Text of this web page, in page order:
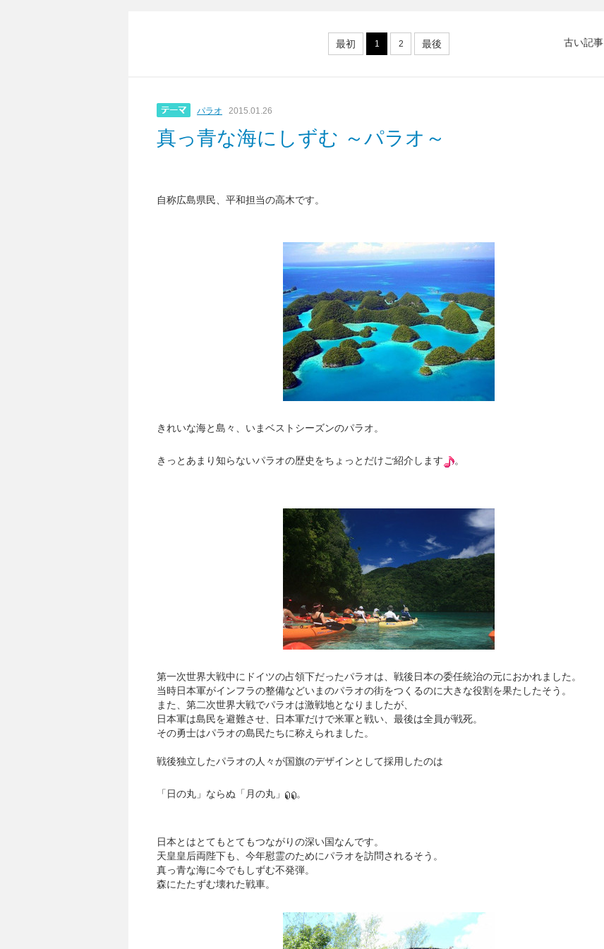
最初 1 2 最後 古い記事
パラオ 2015.01.26
真っ青な海にしずむ ～パラオ～
自称広島県民、平和担当の高木です。
きれいな海と島々、いまベストシーズンのパラオ。
きっとあまり知らないパラオの歴史をちょっとだけご紹介します 。
第一次世界大戦中にドイツの占領下だったパラオは、戦後日本の委任統治の元におかれました。
当時日本軍がインフラの整備などいまのパラオの街をつくるのに大きな役割を果たしたそう。
また、第二次世界大戦でパラオは激戦地となりましたが、
日本軍は島民を避難させ、日本軍だけで米軍と戦い、最後は全員が戦死。
その勇士はパラオの島民たちに称えられました。
戦後独立したパラオの人々が国旗のデザインとして採用したのは
「日の丸」ならぬ「月の丸」 。
日本とはとてもとてもつながりの深い国なんです。
天皇皇后両陛下も、今年慰霊のためにパラオを訪問されるそう。
真っ青な海に今でもしずむ不発弾。
森にたたずむ壊れた戦車。